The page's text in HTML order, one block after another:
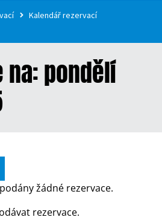
Kalendář rezervací
na: pondělí
žádné rezervace.
rezervace.